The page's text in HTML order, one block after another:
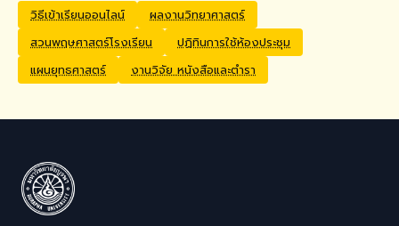
Interested candidates
should submit their CV,
passport copy, degree
certificates, relevant
transcripts/documents,
introduction via email to
วิธีเข้าเรียนออนไลน์
ผลงานวิทยาศาสตร์
สวนพฤษศาสตร์โรงเรียน
ปฏิทินการใช้ห้องประชุม
แผนยุทธศาสตร์
งานวิจัย หนังสือและตำรา